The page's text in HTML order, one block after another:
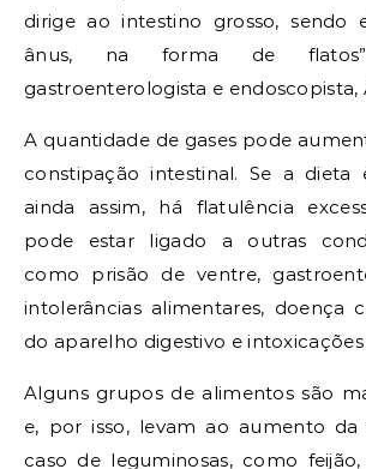
dirige ao intestino grosso, sendo
ânus, na forma de
gastroenterologista e endoscopista,
A quantidade de gases pode
constipação intestinal. Se a dieta
ainda assim, há flatulência
pode estar ligado a outras
como prisão de ventre,
intolerâncias alimentares, doença
do aparelho digestivo e
Alguns grupos de alimentos são
e, por isso, levam ao aumento da
caso de leguminosas, como